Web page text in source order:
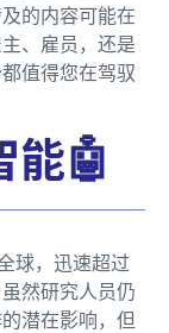
的内容可能在
、雇员，还是
值得您在驾驭
能🤖
球，迅速超过
然研究人员仍
潜在影响，但